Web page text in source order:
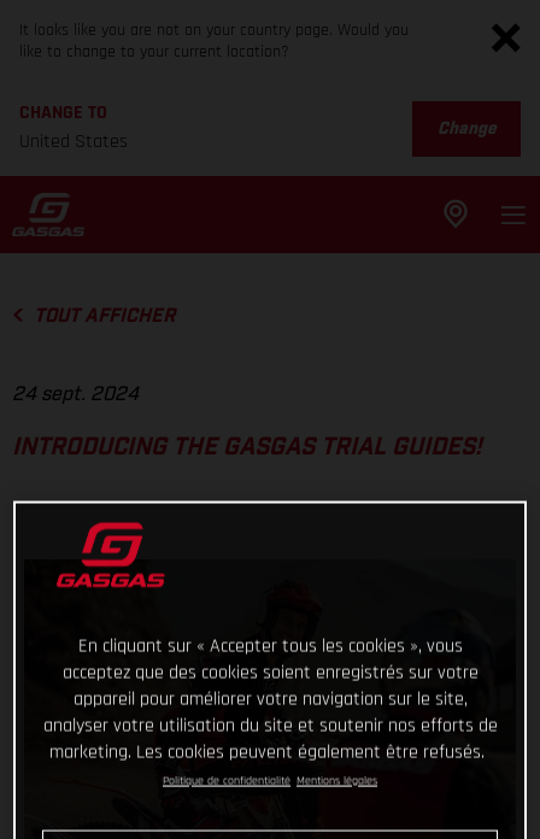
It looks like you are not on your country page. Would you
like to change to your current location?
CHANGE TO
United States
Change
TOUT AFFICHER
24 sept. 2024
INTRODUCING THE GASGAS TRIAL GUIDES!
En cliquant sur « Accepter tous les cookies », vous
acceptez que des cookies soient enregistrés sur votre
appareil pour améliorer votre navigation sur le site,
analyser votre utilisation du site et soutenir nos efforts de
marketing. Les cookies peuvent également être refusés.
Politique de confidentialité Mentions légales